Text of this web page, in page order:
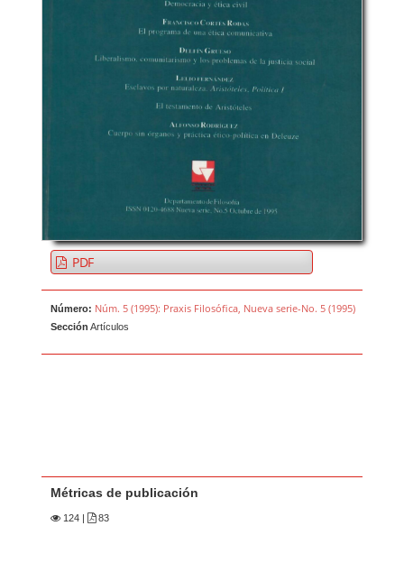
PDF
Número: Núm. 5 (1995): Praxis Filosófica, Nueva serie-No. 5 (1995)
Sección Artículos
Métricas de publicación
124 83